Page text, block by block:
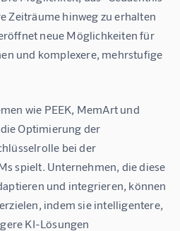
Zeiträume hinweg zu erhalten
neue Möglichkeiten für
und komplexere, mehrstufige
wie PEEK, MemArt und
Optimierung der
bei der
spielt. Unternehmen, die diese
und integrieren, können
indem sie intelligentere,
KI-Lösungen